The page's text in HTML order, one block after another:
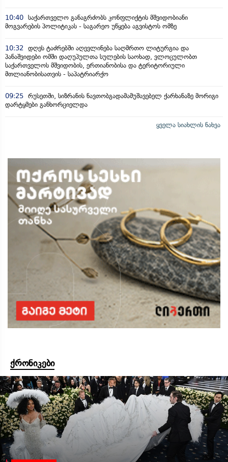
10:40 საქართველო განაგრძობს კონფლიქტის მშვიდობიანი
მოგვარების პოლიტიკას - საგარეო უწყება აგვისტოს ომზე
10:32 დღეს ტაძრებში აღევლინება საღმრთო ლიტურგია და
პანაშვიდები ომში დაღუპულთა სულების საოხად, ვლოცულობთ
საქართველოს მშვიდობის, ერთიანობისა და ტერიტორიული
მთლიანობისათვის - საპატრიარქო
09:25 რუსეთში, სიზრანის ნავთობგადამამუშავებელ ქარხანაზე მორიგი
დარტყმები განხორციელდა
ყველა სიახლის ნახვა
ქრონიკები